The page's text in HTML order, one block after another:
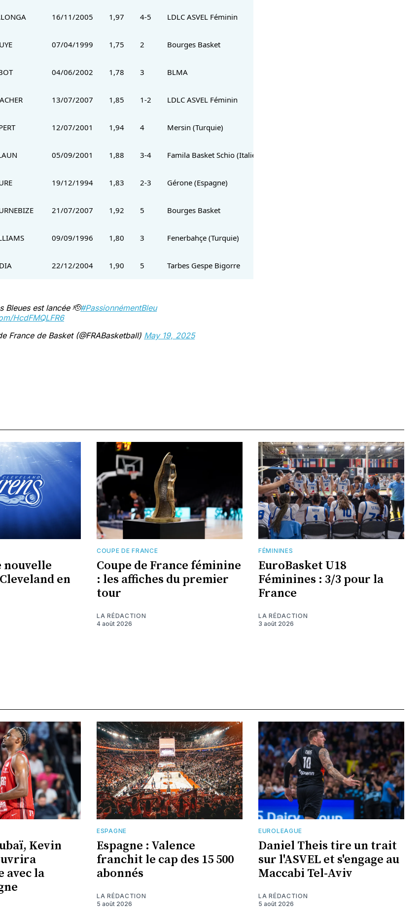
16/11/2005 1,97 4-5 LDLC ASVEL Féminin
07/04/1999 1,75 2 Bourges Basket
04/06/2002 1,78 3 BLMA
13/07/2007 1,85 1-2 LDLC ASVEL Féminin
12/07/2001 1,94 4 Mersin (Turquie)
05/09/2001 1,88 3-4 Famila Basket Schio (Italie)
19/12/1994 1,83 2-3 Gérone (Espagne)
21/07/2007 1,92 5 Bourges Basket
09/09/1996 1,80 3 Fenerbahçe (Turquie)
22/12/2004 1,90 5 Tarbes Gespe Bigorre
Bleues est lancée 🫡#PassionnémentBleu
HcdFMQLFR6
France de Basket (@FRABasketball) May 19, 2025
nouvelle
en
COUPE DE FRANCE
Coupe de France féminine
: les affiches du premier
tour
LA RÉDACTION
4 août 2026
FÉMININES
EuroBasket U18
Féminines : 3/3 pour la
France
LA RÉDACTION
3 août 2026
Kevin
avec la
ESPAGNE
Espagne : Valence
franchit le cap des 15 500
abonnés
LA RÉDACTION
5 août 2026
EUROLEAGUE
Daniel Theis tire un trait
sur l'ASVEL et s'engage au
Maccabi Tel-Aviv
LA RÉDACTION
5 août 2026